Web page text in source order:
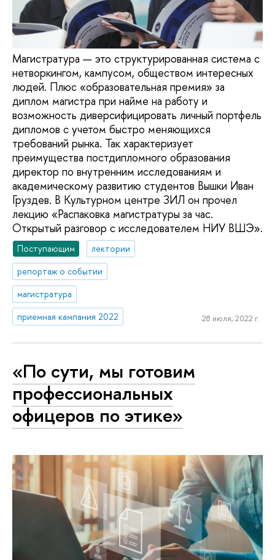
Магистратура — это структурированная система с
нетворкингом, кампусом, обществом интересных
людей. Плюс «образовательная премия» за
диплом магистра при найме на работу и
возможность диверсифицировать личный портфель
дипломов с учетом быстро меняющихся
требований рынка. Так характеризует
преимущества постдипломного образования
директор по внутренним исследованиям и
академическому развитию студентов Вышки Иван
Груздев. В Культурном центре ЗИЛ он прочел
лекцию «Распаковка магистратуры за час.
Открытый разговор с исследователем НИУ ВШЭ».
Поступающим
лектории
репортаж о событии
магистратура
приемная кампания 2022
28 июля, 2022 г.
«По сути, мы готовим
профессиональных
офицеров по этике»